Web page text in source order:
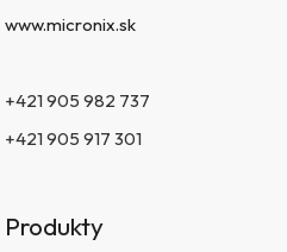
www.micronix.sk
+421 905 982 737
+421 905 917 301
Produkty